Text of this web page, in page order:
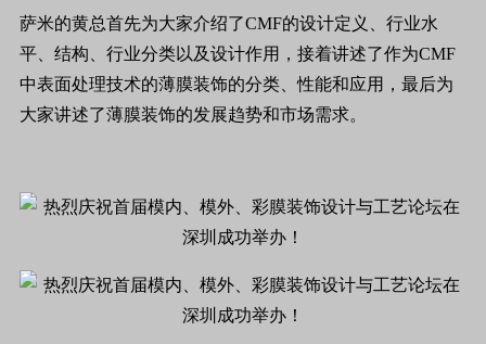
萨米的黄总首先为大家介绍了CMF的设计定义、行业水
平、结构、行业分类以及设计作用，接着讲述了作为CMF
中表面处理技术的薄膜装饰的分类、性能和应用，最后为
大家讲述了薄膜装饰的发展趋势和市场需求。